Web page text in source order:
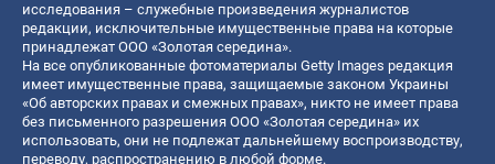
исследования – служебные произведения журналистов
редакции, исключительные имущественные права на которые
принадлежат ООО «Золотая середина».
На все опубликованные фотоматериалы Getty Images редакция
имеет имущественные права, защищаемые законом Украины
«Об авторских правах и смежных правах», никто не имеет права
без письменного разрешения ООО «Золотая середина» их
использовать, они не подлежат дальнейшему воспроизводству,
переводу, распространению в любой форме.